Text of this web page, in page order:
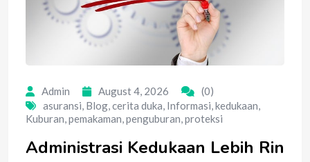
Admin August 4, 2026
(0)
asuransi, Blog,cerita duka, Informasi,kedukaan,
Kuburan,pemakaman,penguburan,proteksi
Administrasi Kedukaan Lebih Rin